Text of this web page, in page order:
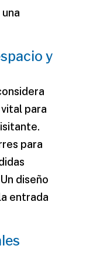
y
para
para
diseño
entrada